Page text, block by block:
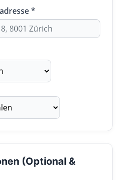
*
(Optional &